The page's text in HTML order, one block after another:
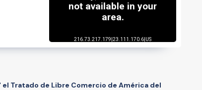
Tratado de Libre Comercio de América del